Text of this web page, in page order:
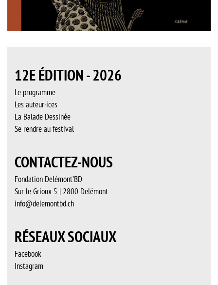
12E ÉDITION - 2026
Le programme
Les auteur·ices
La Balade Dessinée
Se rendre au festival
CONTACTEZ-NOUS
Fondation Delémont’BD
Sur le Grioux 5 | 2800 Delémont
info@delemontbd.ch
RÉSEAUX SOCIAUX
Facebook
Instagram